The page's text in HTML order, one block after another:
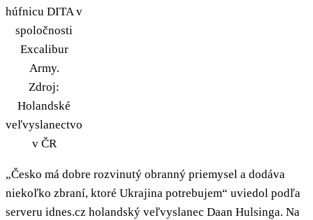
húfnicu DITA v
spoločnosti
Excalibur
Army.
Zdroj:
Holandské
veľvyslanectvo
v ČR
„Česko má dobre rozvinutý obranný priemysel a dodáva
niekoľko zbraní, ktoré Ukrajina potrebujem“ uviedol podľa
serveru idnes.cz holandský veľvyslanec Daan Hulsinga. Na